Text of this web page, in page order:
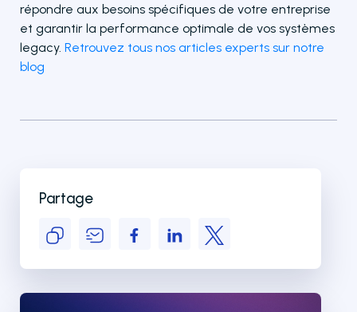
répondre aux besoins spécifiques de votre entreprise
et garantir la performance optimale de vos systèmes
legacy. Retrouvez tous nos articles experts sur notre
blog
Partage